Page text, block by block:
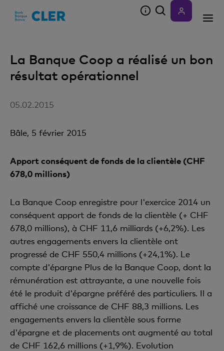
La Banque Coop a réalisé un bon
résultat opérationnel
05.02.2015
Bâle, 5 février 2015
Apport conséquent de fonds de la clientèle (CHF
678,0 millions)
La Banque Coop enregistre pour l'exercice 2014 un
conséquent apport de fonds de la clientèle (+ CHF
678,0 millions), à CHF 11,6 milliards (+6,2%). Les
autres engagements envers la clientèle ont
progressé de CHF 550,4 millions (+24,1%). Le
compte d'épargne Plus de la Banque Coop, dont la
rémunération est attrayante, a une nouvelle fois
été le produit d'épargne préféré des particuliers. Il a
affiché une croissance de CHF 88,3 millions. Les
engagements envers la clientèle sous forme
d'épargne et de placements ont augmenté au total
de CHF 162,6 millions (+1,9%). Evolution